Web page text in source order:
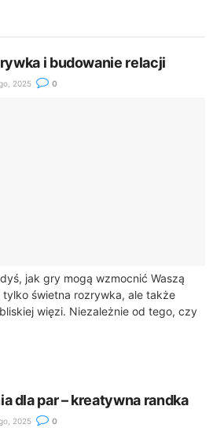
i budowanie relacji
2025 0
jak gry mogą wzmocnić Waszą
tylko świetna rozrywka, ale także
więzi. Niezależnie od tego, czy
dla par – kreatywna randka
2025 0